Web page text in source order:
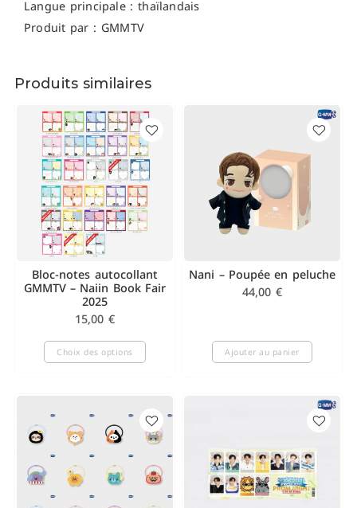
Langue principale : thaïlandais
Produit par : GMMTV
Produits similaires
Bloc-notes autocollant
GMMTV – Naiin Book Fair
2025
15,00 €
Choix des options
Nani – Poupée en peluche
44,00 €
Ajouter au panier